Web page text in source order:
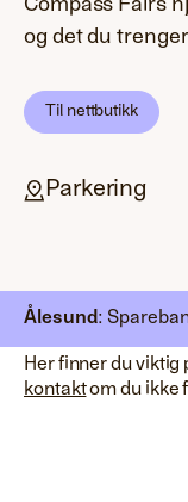
Compass Fairs
og det du
Til nettbutikk
Parkering
Ålesund:
Mer
Her finner du
kontaktom du ikke